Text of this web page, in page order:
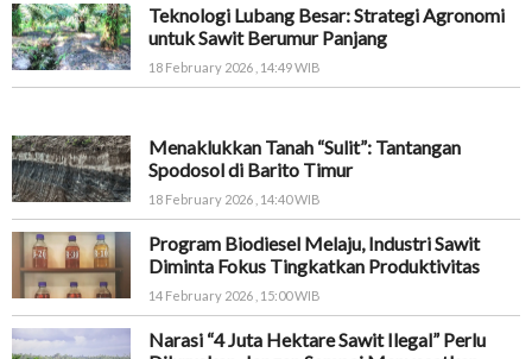
Teknologi Lubang Besar: Strategi Agronomi
untuk Sawit Berumur Panjang
18 February 2026 , 14:49 WIB
Menaklukkan Tanah “Sulit”: Tantangan
Spodosol di Barito Timur
18 February 2026 , 14:40 WIB
Program Biodiesel Melaju, Industri Sawit
Diminta Fokus Tingkatkan Produktivitas
14 February 2026 , 15:00 WIB
Narasi “4 Juta Hektare Sawit Ilegal” Perlu